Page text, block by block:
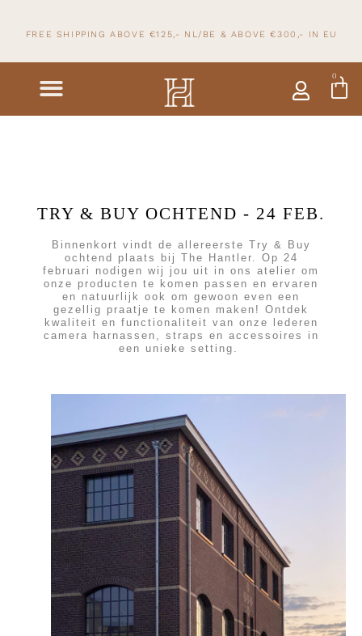
FREE SHIPPING ABOVE €125,- NL/BE & ABOVE €300,- IN EU
0
TRY & BUY OCHTEND - 24 FEB.
Binnenkort vindt de allereerste Try & Buy
ochtend plaats bij The Hantler. Op 24
februari nodigen wij jou uit in ons atelier om
onze producten te komen passen en ervaren
en natuurlijk ook om gewoon even een
gezellig praatje te komen maken! Ontdek
kwaliteit en functionaliteit van onze lederen
camera harnassen, straps en accessoires in
een unieke setting.